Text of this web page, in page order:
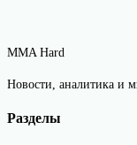
MMA Hard
Новости, аналитика и
Разделы